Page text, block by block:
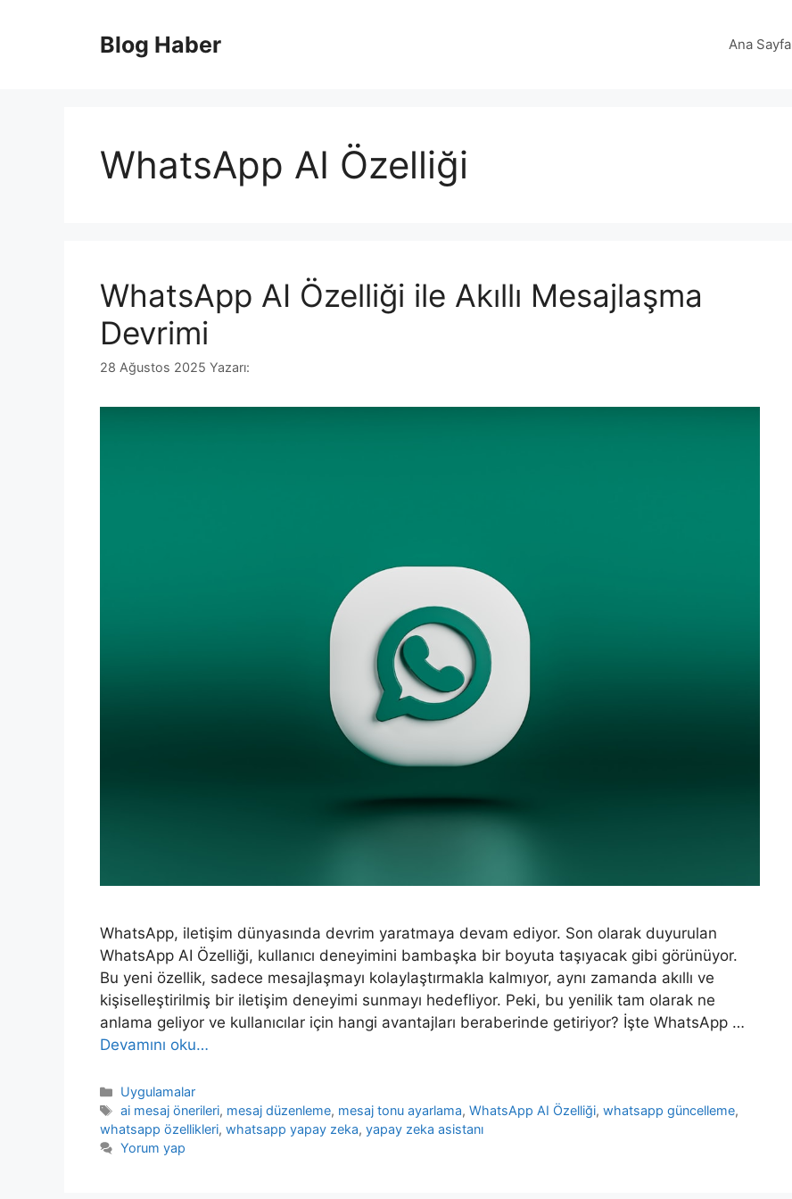
Blog Haber Ana Sayfa
WhatsApp AI Özelliği
WhatsApp AI Özelliği ile Akıllı Mesajlaşma
Devrimi
28 Ağustos 2025 Yazarı:
WhatsApp, iletişim dünyasında devrim yaratmaya devam ediyor. Son olarak duyurulan
WhatsApp AI Özelliği, kullanıcı deneyimini bambaşka bir boyuta taşıyacak gibi görünüyor.
Bu yeni özellik, sadece mesajlaşmayı kolaylaştırmakla kalmıyor, aynı zamanda akıllı ve
kişiselleştirilmiş bir iletişim deneyimi sunmayı hedefliyor. Peki, bu yenilik tam olarak ne
anlama geliyor ve kullanıcılar için hangi avantajları beraberinde getiriyor? İşte WhatsApp …
Devamını oku…
Kategoriler
Uygulamalar
Etiketler
ai mesaj önerileri, mesaj düzenleme, mesaj tonu ayarlama,WhatsApp AI Özelliği,whatsapp güncelleme,
whatsapp özellikleri, whatsapp yapay zeka, yapay zeka asistanı
Yorum yap